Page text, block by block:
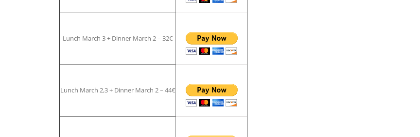
Lunch March 3 + Dinner March 2 – 32€
Lunch March 2,3 + Dinner March 2 – 44€